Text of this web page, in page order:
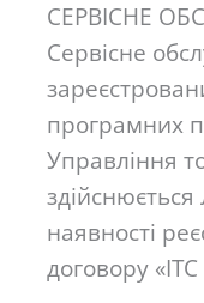
СЕРВІСНЕ
Сервісне
програмних
Управління
здійснюється
наявності
договору «ІТС